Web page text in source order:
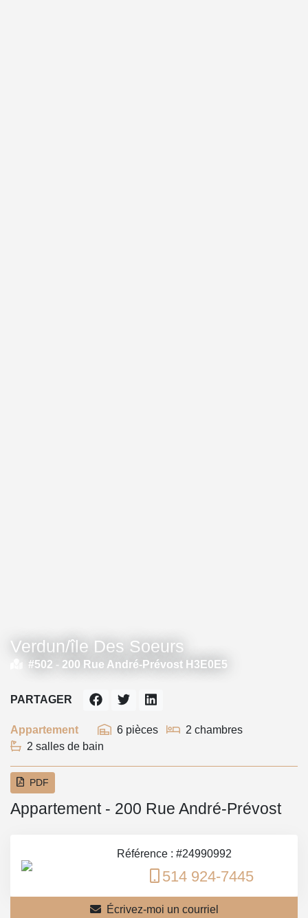
Verdun/île Des Soeurs
#502 - 200 Rue André-Prévost H3E0E5
Appartement 6 pièces
2 chambres
2 salles de bain
PARTAGER
PDF
Appartement - 200 Rue André-Prévost
Référence : #24990992
514 924-7445
Écrivez-moi un courriel